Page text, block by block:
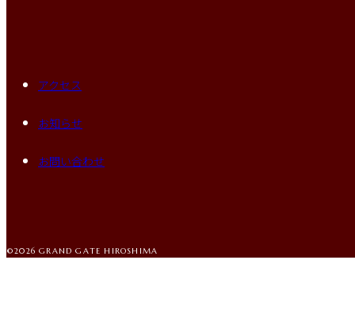
アクセス
お知らせ
お問い合わせ
©2026 GRAND GATE HIROSHIMA